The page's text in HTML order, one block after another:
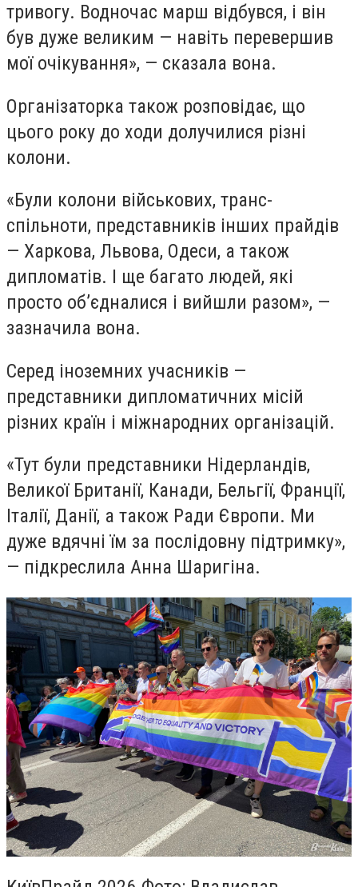
тривогу. Водночас марш відбувся, і він
був дуже великим — навіть перевершив
мої очікування», — сказала вона.
Організаторка також розповідає, що
цього року до ходи долучилися різні
колони.
«Були колони військових, транс-
спільноти, представників інших прайдів
— Харкова, Львова, Одеси, а також
дипломатів. І ще багато людей, які
просто об’єдналися і вийшли разом», —
зазначила вона.
Серед іноземних учасників —
представники дипломатичних місій
різних країн і міжнародних організацій.
«Тут були представники Нідерландів,
Великої Британії, Канади, Бельгії, Франції,
Італії, Данії, а також Ради Європи. Ми
дуже вдячні їм за послідовну підтримку»,
— підкреслила Анна Шаригіна.